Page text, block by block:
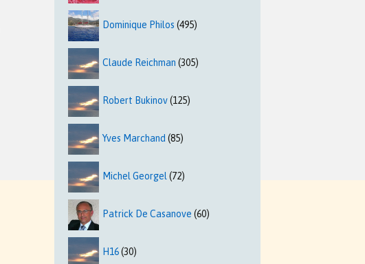
Dominique Philos (495)
Claude Reichman (305)
Robert Bukinov(125)
Yves Marchand (85)
Michel Georgel (72)
Patrick De Casanove (60)
H16(30)